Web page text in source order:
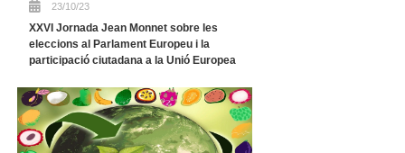
23/10/23
XXVI Jornada Jean Monnet sobre les
eleccions al Parlament Europeu i la
participació ciutadana a la Unió Europea